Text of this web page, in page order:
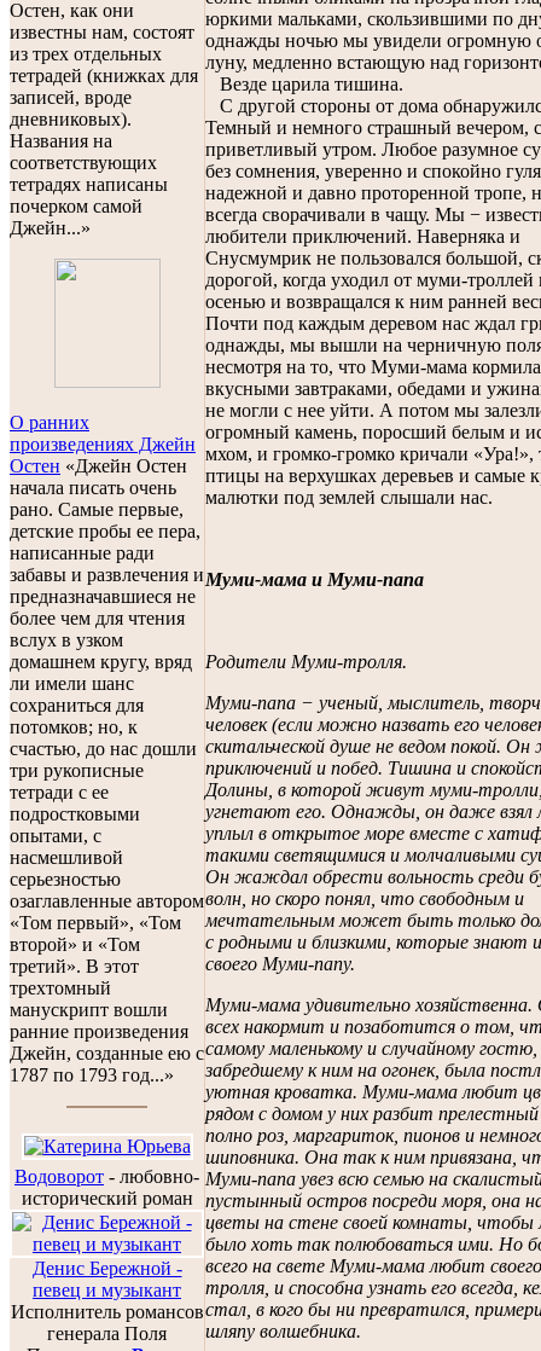
Остен, как они
известны нам, состоят
из трех отдельных
тетрадей (книжках для
записей, вроде
дневниковых).
Названия на
соответствующих
тетрадях написаны
почерком самой
Джейн...»
О ранних
произведениях Джейн
Остен «Джейн Остен
начала писать очень
рано. Самые первые,
детские пробы ее пера,
написанные ради
забавы и развлечения и
предназначавшиеся не
более чем для чтения
вслух в узком
домашнем кругу, вряд
ли имели шанс
сохраниться для
потомков; но, к
счастью, до нас дошли
три рукописные
тетради с ее
подростковыми
опытами, с
насмешливой
серьезностью
озаглавленные автором
«Том первый», «Том
второй» и «Том
третий». В этот
трехтомный
манускрипт вошли
ранние произведения
Джейн, созданные ею с
1787 по 1793 год...»
Водоворот - любовно-
исторический роман
Денис Бережной -
певец и музыкант
Исполнитель романсов
генерала Поля
юркими мальками, скользившими по
однажды ночью мы увидели огромную
луну, медленно встающую над
Везде царила тишина.
С другой стороны от дома
Темный и немного страшный вечером,
приветливый утром. Любое разумное
без сомнения, уверенно и спокойно
надежной и давно проторенной тропе,
всегда сворачивали в чащу. Мы −
любители приключений. Наверняка и
Снусмумрик не пользовался большой,
дорогой, когда уходил от муми-троллей
осенью и возвращался к ним ранней
Почти под каждым деревом нас ждал
однажды, мы вышли на черничную
несмотря на то, что Муми-мама
вкусными завтраками, обедами и
не могли с нее уйти. А потом мы
огромный камень, поросший белым и
мхом, и громко-громко кричали «Ура!»,
птицы на верхушках деревьев и самые
малютки под землей слышали нас.
Муми-мама и Муми-папа
Родители Муми-тролля.
Муми-папа − ученый, мыслитель,
человек (если можно назвать его
скитальческой душе не ведом покой.
приключений и побед. Тишина и
Долины, в которой живут муми-
угнетают его. Однажды, он даже взял
уплыл в открытое море вместе с
такими светящимися и молчаливыми
Он жаждал обрести вольность среди
волн, но скоро понял, что свободным и
мечтательным может быть только
с родными и близкими, которые знают
своего Муми-папу.
Муми-мама удивительно хозяйственна.
всех накормит и позаботится о том,
самому маленькому и случайному гостю,
забредшему к ним на огонек, была
уютная кроватка. Муми-мама любит
рядом с домом у них разбит прелестный
полно роз, маргариток, пионов и
шиповника. Она так к ним привязана,
Муми-папа увез всю семью на
пустынный остров посреди моря, она
цветы на стене своей комнаты,
было хоть так полюбоваться ими. Но
всего на свете Муми-мама любит
тролля, и способна узнать его всегда,
стал, в кого бы ни превратился,
шляпу волшебника.